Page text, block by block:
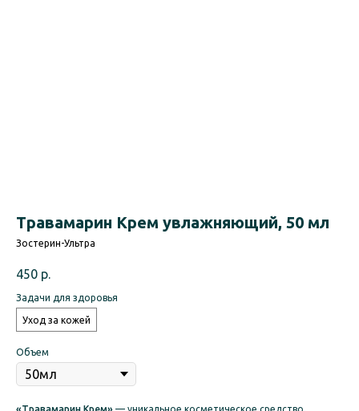
Травамарин Крем увлажняющий, 50 мл
Зостерин-Ультра
450 р.
Задачи для здоровья
Уход за кожей
Объем